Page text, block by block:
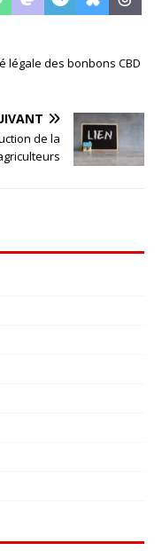
légale des bonbons CBD
de la